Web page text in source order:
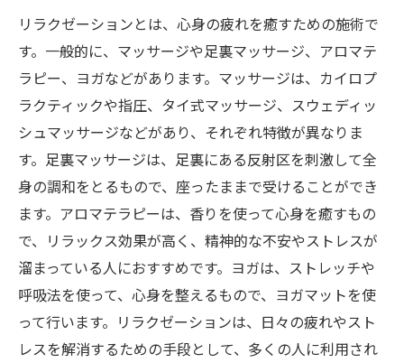
リラクゼーションとは、心身の疲れを癒すための施術で
す。一般的に、マッサージや足裏マッサージ、アロマテ
ラピー、ヨガなどがあります。マッサージは、カイロプ
ラクティックや指圧、タイ式マッサージ、スウェディッ
シュマッサージなどがあり、それぞれ特徴が異なりま
す。足裏マッサージは、足裏にある反射区を刺激して全
身の調和をとるもので、座ったままで受けることができ
ます。アロマテラピーは、香りを使って心身を癒すもの
で、リラックス効果が高く、精神的な不安やストレスが
溜まっている人におすすめです。ヨガは、ストレッチや
呼吸法を使って、心身を整えるもので、ヨガマットを使
って行います。リラクゼーションは、日々の疲れやスト
レスを解消するための手段として、多くの人に利用され